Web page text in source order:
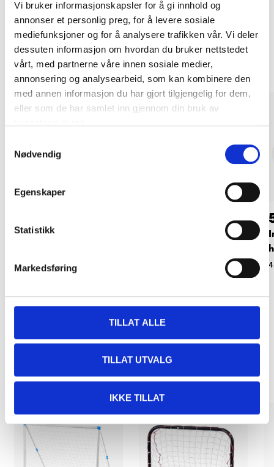
Vi bruker informasjonskapsler for å gi innhold og
annonser et personlig preg, for å levere sosiale
mediefunksjoner og for å analysere trafikken vår. Vi deler
dessuten informasjon om hvordan du bruker nettstedet
vårt, med partnerne våre innen sosiale medier,
annonsering og analysearbeid, som kan kombinere den
med annen informasjon du har gjort tilgjengelig for dem,
eller som de har samlet inn gjennom din bruk av
Nødvendig
Egenskaper
Statistikk
Markedsføring
TILLAT ALLE
TILLAT UTVALG
IKKE TILLAT
Andre kunder har også kjøpt
Minimål
Relaterte produkter